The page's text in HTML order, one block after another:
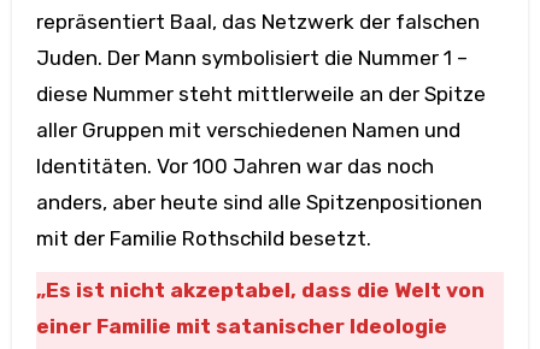
repräsentiert Baal, das Netzwerk der falschen
Juden. Der Mann symbolisiert die Nummer 1 –
diese Nummer steht mittlerweile an der Spitze
aller Gruppen mit verschiedenen Namen und
Identitäten. Vor 100 Jahren war das noch
anders, aber heute sind alle Spitzenpositionen
mit der Familie Rothschild besetzt.
„Es ist nicht akzeptabel, dass die Welt von
einer Familie mit satanischer Ideologie